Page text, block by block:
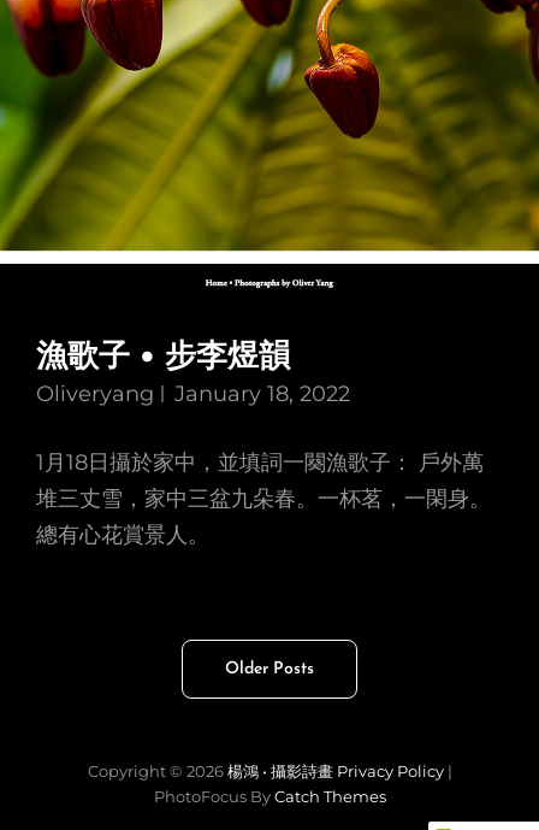
漁歌子 • 步李煜韻
Oliveryang January 18, 2022
1月18日攝於家中，並填詞一闋漁歌子： 戶外萬
堆三丈雪，家中三盆九朵春。一杯茗，一閑身。
總有心花賞景人。
Older Posts
Copyright © 2026楊鴻 • 攝影詩畫 Privacy Policy|
PhotoFocus ByCatch Themes